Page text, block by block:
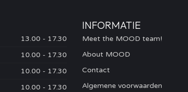
13.00 - 17.30
10.00 - 17.30
10.00 - 17.30
10.00 - 17.30
INFORMATIE
Meet the MOOD team!
About MOOD
Contact
Algemene voorwaarden